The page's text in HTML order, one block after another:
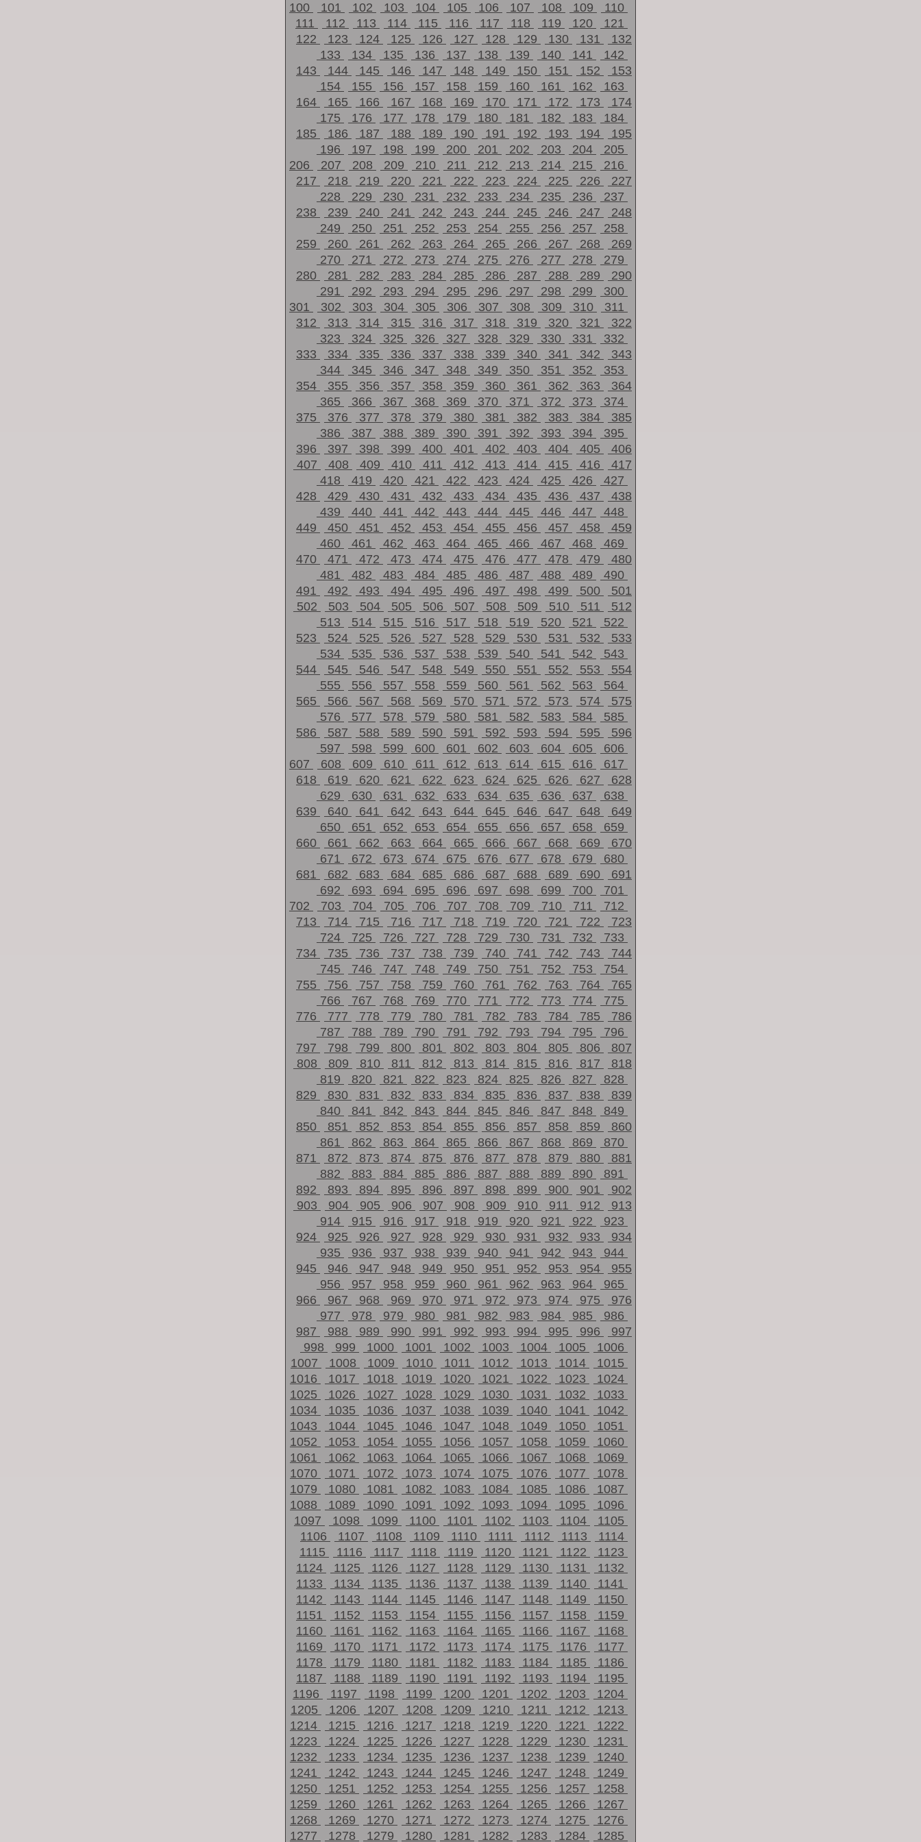
100
101 102 103 104 105 106 107 108 109
110
111
112 113 114 115 116 117 118 119 120
121
122
123 124 125 126 127 128 129 130 131
132
133
134 135 136 137 138 139 140 141
142
143
144 145 146 147 148 149 150 151 152
153
154
155 156 157 158 159 160 161 162
163
164
165 166 167 168 169 170 171 172 173
174
175
176 177 178 179 180 181 182 183
184
185
186 187 188 189 190 191 192 193 194
195
196
197 198 199 200 201 202 203 204
205
206
207 208 209 210 211 212 213 214 215
216
217
218 219 220 221 222 223 224 225 226
227
228
229 230 231 232 233 234 235 236
237
238
239 240 241 242 243 244 245 246 247
248
249
250 251 252 253 254 255 256 257
258
259
260 261 262 263 264 265 266 267 268
269
270
271 272 273 274 275 276 277 278
279
280
281 282 283 284 285 286 287 288 289
290
291
292 293 294 295 296 297 298 299
300
301
302 303 304 305 306 307 308 309 310
311
312
313 314 315 316 317 318 319 320 321
322
323
324 325 326 327 328 329 330 331
332
333
334 335 336 337 338 339 340 341 342
343
344
345 346 347 348 349 350 351 352
353
354
355 356 357 358 359 360 361 362 363
364
365
366 367 368 369 370 371 372 373
374
375
376 377 378 379 380 381 382 383 384
385
386
387 388 389 390 391 392 393 394
395
396
397 398 399 400 401 402 403 404 405
406
407
408 409 410 411 412 413 414 415 416
417
418
419 420 421 422 423 424 425 426
427
428
429 430 431 432 433 434 435 436 437
438
439
440 441 442 443 444 445 446 447
448
449
450 451 452 453 454 455 456 457 458
459
460
461 462 463 464 465 466 467 468
469
470
471 472 473 474 475 476 477 478 479
480
481
482 483 484 485 486 487 488 489
490
491
492 493 494 495 496 497 498 499 500
501
502
503 504 505 506 507 508 509 510 511
512
513
514 515 516 517 518 519 520 521
522
523
524 525 526 527 528 529 530 531 532
533
534
535 536 537 538 539 540 541 542
543
544
545 546 547 548 549 550 551 552 553
554
555
556 557 558 559 560 561 562 563
564
565
566 567 568 569 570 571 572 573 574
575
576
577 578 579 580 581 582 583 584
585
586
587 588 589 590 591 592 593 594 595
596
597
598 599 600 601 602 603 604 605
606
607
608 609 610 611 612 613 614 615 616
617
618
619 620 621 622 623 624 625 626 627
628
629
630 631 632 633 634 635 636 637
638
639
640 641 642 643 644 645 646 647 648
649
650
651 652 653 654 655 656 657 658
659
660
661 662 663 664 665 666 667 668 669
670
671
672 673 674 675 676 677 678 679
680
681
682 683 684 685 686 687 688 689 690
691
692
693 694 695 696 697 698 699 700
701
702
703 704 705 706 707 708 709 710 711
712
713
714 715 716 717 718 719 720 721 722
723
724
725 726 727 728 729 730 731 732
733
734
735 736 737 738 739 740 741 742 743
744
745
746 747 748 749 750 751 752 753
754
755
756 757 758 759 760 761 762 763 764
765
766
767 768 769 770 771 772 773 774
775
776
777 778 779 780 781 782 783 784 785
786
787
788 789 790 791 792 793 794 795
796
797
798 799 800 801 802 803 804 805 806
807
808
809 810 811 812 813 814 815 816 817
818
819
820 821 822 823 824 825 826 827
828
829
830 831 832 833 834 835 836 837 838
839
840
841 842 843 844 845 846 847 848
849
850
851 852 853 854 855 856 857 858 859
860
861
862 863 864 865 866 867 868 869
870
871
872 873 874 875 876 877 878 879 880
881
882
883 884 885 886 887 888 889 890
891
892
893 894 895 896 897 898 899 900 901
902
903
904 905 906 907 908 909 910 911 912
913
914
915 916 917 918 919 920 921 922
923
924
925 926 927 928 929 930 931 932 933
934
935
936 937 938 939 940 941 942 943
944
945
946 947 948 949 950 951 952 953 954
955
956
957 958 959 960 961 962 963 964
965
966
967 968 969 970 971 972 973 974 975
976
977
978 979 980 981 982 983 984 985
986
987
988 989 990 991 992 993 994 995 996
997
998
999 1000 1001 1002 1003 1004 1005
1006
1007
1008 1009 1010 1011 1012 1013 1014
1015
1016
1017 1018 1019 1020 1021 1022 1023
1024
1025
1026 1027 1028 1029 1030 1031 1032
1033
1034
1035 1036 1037 1038 1039 1040 1041
1042
1043
1044 1045 1046 1047 1048 1049 1050
1051
1052
1053 1054 1055 1056 1057 1058 1059
1060
1061
1062 1063 1064 1065 1066 1067 1068
1069
1070
1071 1072 1073 1074 1075 1076 1077
1078
1079
1080 1081 1082 1083 1084 1085 1086
1087
1088
1089 1090 1091 1092 1093 1094 1095
1096
1097
1098 1099 1100 1101 1102 1103 1104
1105
1106
1107 1108 1109 1110 1111 1112 1113
1114
1115
1116 1117 1118 1119 1120 1121 1122
1123
1124
1125 1126 1127 1128 1129 1130 1131
1132
1133
1134 1135 1136 1137 1138 1139 1140
1141
1142
1143 1144 1145 1146 1147 1148 1149
1150
1151
1152 1153 1154 1155 1156 1157 1158
1159
1160
1161 1162 1163 1164 1165 1166 1167
1168
1169
1170 1171 1172 1173 1174 1175 1176
1177
1178
1179 1180 1181 1182 1183 1184 1185
1186
1187
1188 1189 1190 1191 1192 1193 1194
1195
1196
1197 1198 1199 1200 1201 1202 1203
1204
1205
1206 1207 1208 1209 1210 1211 1212
1213
1214
1215 1216 1217 1218 1219 1220 1221
1222
1223
1224 1225 1226 1227 1228 1229 1230
1231
1232
1233 1234 1235 1236 1237 1238 1239
1240
1241
1242 1243 1244 1245 1246 1247 1248
1249
1250
1251 1252 1253 1254 1255 1256 1257
1258
1259
1260 1261 1262 1263 1264 1265 1266
1267
1268
1269 1270 1271 1272 1273 1274 1275
1276
1277
1278 1279 1280 1281 1282 1283 1284 1285